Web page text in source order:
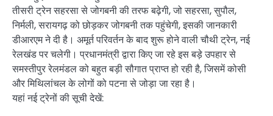
तीसरी ट्रेन सहरसा से जोगबनी की तरफ बढ़ेगी, जो सहरसा, सुपौल,
निर्मली, सरायगढ़ को छोड़कर जोगबनी तक पहुंचेगी, इसकी जानकारी
डीआरएम ने दी है। अमूर्त परिवर्तन के बाद शुरू होने वाली चौथी ट्रेन, नई
रेलखंड पर चलेगी। प्रधानमंत्री द्वारा किए जा रहे इस बड़े उपहार से
समस्तीपुर रेलमंडल को बहुत बड़ी सौगात प्राप्त हो रही है, जिसमें कोसी
और मिथिलांचल के लोगों को पटना से जोड़ा जा रहा है।
यहां नई ट्रेनों की सूची देखें: